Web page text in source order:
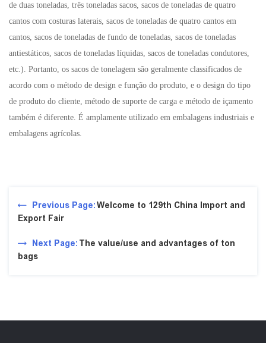
de duas toneladas, três toneladas sacos, sacos de toneladas de quatro
cantos com costuras laterais, sacos de toneladas de quatro cantos em
cantos, sacos de toneladas de fundo de toneladas, sacos de toneladas
antiestáticos, sacos de toneladas líquidas, sacos de toneladas condutores,
etc.). Portanto, os sacos de tonelagem são geralmente classificados de
acordo com o método de design e função do produto, e o design do tipo
de produto do cliente, método de suporte de carga e método de içamento
também é diferente. É amplamente utilizado em embalagens industriais e
embalagens agrícolas.
Previous Page:Welcome to 129th China Import and
Export Fair
Next Page: The value/use and advantages of ton
bags